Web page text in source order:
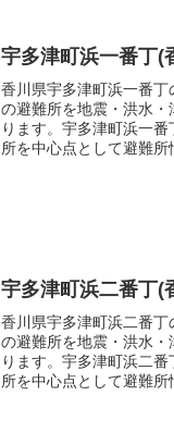
宇多津町浜一番丁(
香川県宇多津町浜一番
の避難所を地震・洪水
ります。宇多津町浜一
所を中心点として避難所
宇多津町浜二番丁(
香川県宇多津町浜二番
の避難所を地震・洪水
ります。宇多津町浜二
所を中心点として避難所